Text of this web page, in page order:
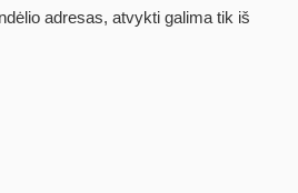
adresas, atvykti galima tik iš